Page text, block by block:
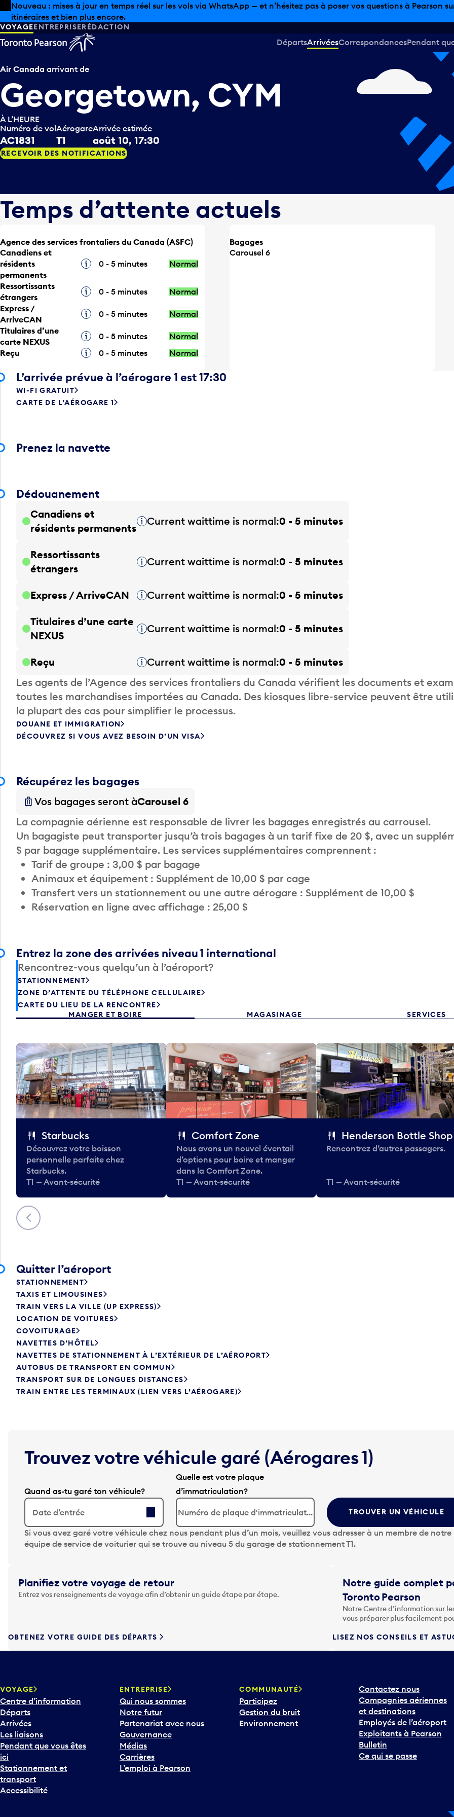
Skip to offers
Passer au contenu principal
Les aubaines estivales sont arrivées chez Pearson. Magasinage hors taxes, offres gastronomiques et bien plus
VOYAGEENTREPRISERÉDACTION
DépartsArrivéesCorrespondancesPendant
Air Canada arrivant de
Georgetown, CYM
À L’HEURE
Numéro de vol
AC1831
Aérogare
T1
Arrivée estimée
août 10, 17:30
RECEVOIR DES NOTIFICATIONS
Temps d’attente actuels
Agence des services frontaliers du Canada (ASFC)
Canadiens et
résidents
permanents
Infobulle0 - 5 minutes Normal
Ressortissants
étrangers
Infobulle0 - 5 minutes
Normal
Express /
ArriveCAN
Infobulle0 - 5 minutes
Normal
Titulaires d’une
carte NEXUS
Infobulle0 - 5 minutes
Normal
Reçu
Infobulle0 - 5 minutes Normal
Bagages
Carousel 6
L’arrivée prévue à l’aérogare 1 est 17:30
WI-FI GRATUIT
CARTE DE L’AÉROGARE 1
Prenez la navette
Dédouanement
Canadiens et
résidents permanentsInfobulle
Current waittime is normal 0 - 5 minutes
Ressortissants
étrangers
Infobulle
Current waittime is normal 0 - 5 minutes
Express / ArriveCAN Infobulle
Current waittime is normal 0 - 5 minutes
Titulaires d’une carte
NEXUS
Infobulle
Current waittime is normal 0 - 5 minutes
Reçu Infobulle
Current waittime is normal 0 - 5 minutes
Les agents de l’Agence des services frontaliers du Canada vérifient les documents et
toutes les marchandises importées au Canada. Des kiosques libre-service peuvent être
la plupart des cas pour simplifier le processus.
DOUANE ET IMMIGRATION
DÉCOUVREZ SI VOUS AVEZ BESOIN D’UN VISA
Récupérez les bagages
Vos bagages seront àCarousel 6
La compagnie aérienne est responsable de livrer les bagages enregistrés au carrousel.
Un bagagiste peut transporter jusqu’à trois bagages à un tarif fixe de 20 $, avec un
$ par bagage supplémentaire. Les services supplémentaires comprennent :
Tarif de groupe : 3,00 $ par bagage
Animaux et équipement : Supplément de 10,00 $ par cage
Transfert vers un stationnement ou une autre aérogare : Supplément de 10,00 $
Réservation en ligne avec affichage : 25,00 $
Entrez la zone des arrivées niveau 1 international
Rencontrez-vous quelqu’un à l’aéroport?
STATIONNEMENT
ZONE D’ATTENTE DU TÉLÉPHONE CELLULAIRE
CARTE DU LIEU DE LA RENCONTRE
MANGER ET BOIRE
MAGASINAGE SERVICES
Précédent
Starbucks
Découvrez votre boisson
personnelle parfaite chez
Starbucks.
T1 — Avant-sécurité
Comfort Zone
Nous avons un nouvel éventail
d’options pour boire et manger
dans la Comfort Zone.
T1 — Avant-sécurité
Henderson Bottle Shop
Rencontrez d’autres passagers.
T1 — Avant-sécurité
Quitter l’aéroport
STATIONNEMENT
TAXIS ET LIMOUSINES
TRAIN VERS LA VILLE (UP EXPRESS)
LOCATION DE VOITURES
COVOITURAGE
NAVETTES D’HÔTEL
NAVETTES DE STATIONNEMENT À L’EXTÉRIEUR DE L’AÉROPORT
AUTOBUS DE TRANSPORT EN COMMUN
TRANSPORT SUR DE LONGUES DISTANCES
TRAIN ENTRE LES TERMINAUX (LIEN VERS L’AÉROGARE)
Trouvez votre véhicule garé (Aérogares 1)
Quand as-tu garé ton véhicule?
Date d’entrée
A
p
y
e
z
r
u
c
h
e
F
l
c
h
e
Quelle est votre plaque
d’immatriculation?
TROUVER UN VÉHICULE
Si vous avez garé votre véhicule chez nous pendant plus d’un mois, veuillez vous adresser à un membre de notre
équipe de service de voiturier qui se trouve au niveau 5 du garage de stationnement T1.
Planifiez votre voyage de retour
Entrez vos renseignements de voyage afin d’obtenir un guide étape par étape.
OBTENEZ VOTRE GUIDE DES DÉPARTS
Notre guide complet
Toronto Pearson
Notre Centre d’information sur
vous préparer plus facilement
LISEZ NOS CONSEILS ET
VOYAGE
Centre d’information
Départs
Arrivées
Les liaisons
Pendant que vous êtes
ici
Stationnement et
transport
Accessibilité
ENTREPRISE
Qui nous sommes
Notre futur
Partenariat avec nous
Gouvernance
Médias
Carrières
L’emploi à Pearson
COMMUNAUTÉ
Participez
Gestion du bruit
Environnement
Contactez nous
Compagnies aériennes
et destinations
Employés de l’aéroport
Exploitants à Pearson
Bulletin
Ce qui se passe